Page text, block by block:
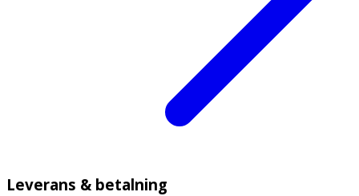
Leverans & betalning